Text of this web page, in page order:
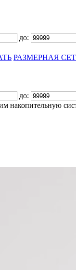
до:
РАЗМЕРНАЯ
до:
накопительную